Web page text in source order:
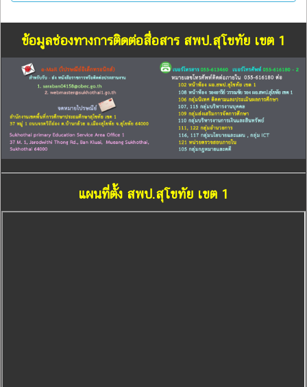
ข้อมูลช่องทางการติดต่อสื่อสาร สพป.สุโขทัย เขต 1
แผนที่ตั้ง สพป.สุโขทัย เขต 1